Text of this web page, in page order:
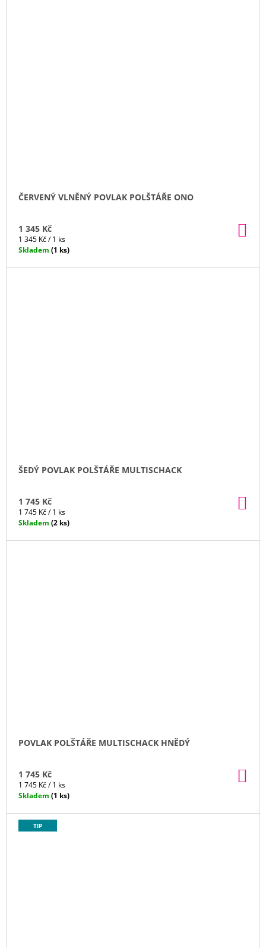
ČERVENÝ VLNĚNÝ POVLAK POLŠTÁŘE ONO
1 345 Kč
Měrná
cena:
1 345 Kč / 1 ks
Skladem (1 ks)
ŠEDÝ POVLAK POLŠTÁŘE MULTISCHACK
1 745 Kč
Měrná
cena:
1 745 Kč / 1 ks
Skladem (2 ks)
POVLAK POLŠTÁŘE MULTISCHACK HNĚDÝ
1 745 Kč
Měrná
cena:
1 745 Kč / 1 ks
Skladem (1 ks)
TIP